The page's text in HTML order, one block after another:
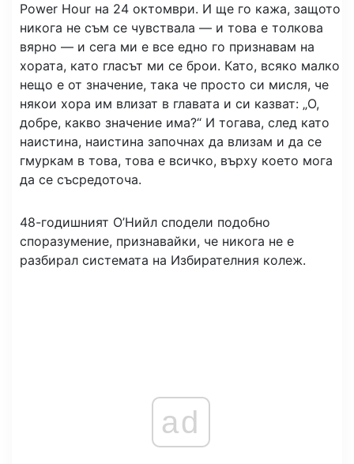
Power Hour на 24 октомври. И ще го кажа, защото
никога не съм се чувствала — и това е толкова
вярно — и сега ми е все едно го признавам на
хората, като гласът ми се брои. Като, всяко малко
нещо е от значение, така че просто си мисля, че
някои хора им влизат в главата и си казват: „О,
добре, какво значение има?“ И тогава, след като
наистина, наистина започнах да влизам и да се
гмуркам в това, това е всичко, върху което мога
да се съсредоточа.
48-годишният О’Нийл сподели подобно
споразумение, признавайки, че никога не е
разбирал системата на Избирателния колеж.
ad